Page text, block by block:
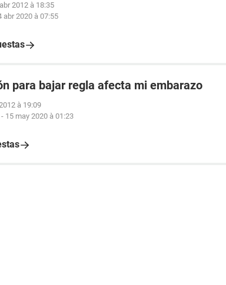
2012 à 18:35
abr 2020 à 07:55
para bajar regla afecta mi embarazo
à 19:09
- 15 may 2020 à 01:23